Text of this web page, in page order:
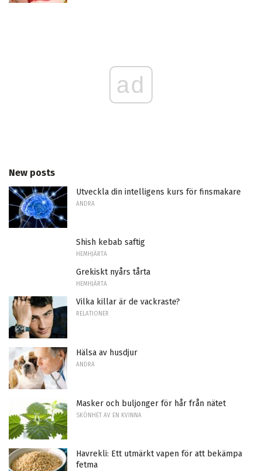
ad
New posts
Utveckla din intelligens kurs för finsmakare
ANDRA
Shish kebab saftig
HEMHJÄRTA
Grekiskt nyårs tårta
HEMHJÄRTA
Vilka killar är de vackraste?
RELATIONER
Hälsa av husdjur
ANDRA
Masker och buljonger för hår från nätet
SKÖNHET AV EN KVINNA
Havrekli: Ett utmärkt vapen för att bekämpa
fetma